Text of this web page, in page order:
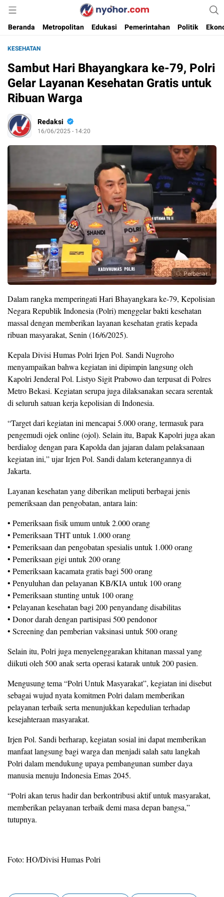
Nyohor.com
Media Informasi Ternyohor
Beranda
Metropolitan Edukasi Pemerintahan Politik
KESEHATAN
Sambut Hari Bhayangkara ke-79, Polri
Gelar Layanan Kesehatan Gratis untuk
Ribuan Warga
Redaksi
16/06/2025 - 14:20
Perbesar
Dalam rangka memperingati Hari Bhayangkara ke-79, Kepolisian
Negara Republik Indonesia (Polri) menggelar bakti kesehatan
massal dengan memberikan layanan kesehatan gratis kepada
ribuan masyarakat, Senin (16/6/2025).
Kepala Divisi Humas Polri Irjen Pol. Sandi Nugroho
menyampaikan bahwa kegiatan ini dipimpin langsung oleh
Kapolri Jenderal Pol. Listyo Sigit Prabowo dan terpusat di Polres
Metro Bekasi. Kegiatan serupa juga dilaksanakan secara serentak
di seluruh satuan kerja kepolisian di Indonesia.
“Target dari kegiatan ini mencapai 5.000 orang, termasuk para
pengemudi ojek online (ojol). Selain itu, Bapak Kapolri juga akan
berdialog dengan para Kapolda dan jajaran dalam pelaksanaan
kegiatan ini,” ujar Irjen Pol. Sandi dalam keterangannya di
Jakarta.
Layanan kesehatan yang diberikan meliputi berbagai jenis
pemeriksaan dan pengobatan, antara lain:
• Pemeriksaan fisik umum untuk 2.000 orang
• Pemeriksaan THT untuk 1.000 orang
• Pemeriksaan dan pengobatan spesialis untuk 1.000 orang
• Pemeriksaan gigi untuk 200 orang
• Pemeriksaan kacamata gratis bagi 500 orang
• Penyuluhan dan pelayanan KB/KIA untuk 100 orang
• Pemeriksaan stunting untuk 100 orang
• Pelayanan kesehatan bagi 200 penyandang disabilitas
• Donor darah dengan partisipasi 500 pendonor
• Screening dan pemberian vaksinasi untuk 500 orang
Selain itu, Polri juga menyelenggarakan khitanan massal yang
diikuti oleh 500 anak serta operasi katarak untuk 200 pasien.
Mengusung tema “Polri Untuk Masyarakat”, kegiatan ini disebut
sebagai wujud nyata komitmen Polri dalam memberikan
pelayanan terbaik serta menunjukkan kepedulian terhadap
kesejahteraan masyarakat.
Irjen Pol. Sandi berharap, kegiatan sosial ini dapat memberikan
manfaat langsung bagi warga dan menjadi salah satu langkah
Polri dalam mendukung upaya pembangunan sumber daya
manusia menuju Indonesia Emas 2045.
“Polri akan terus hadir dan berkontribusi aktif untuk masyarakat,
memberikan pelayanan terbaik demi masa depan bangsa,”
tutupnya.
Foto: HO/Divisi Humas Polri